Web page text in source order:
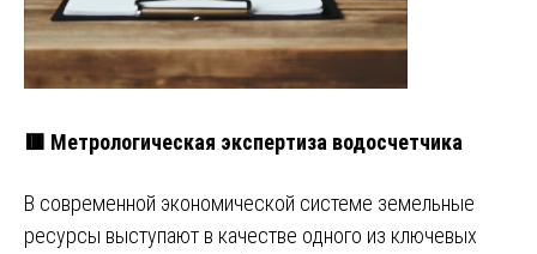
🟥 Метрологическая экспертиза водосчетчика
В современной экономической системе земельные
ресурсы выступают в качестве одного из ключевых